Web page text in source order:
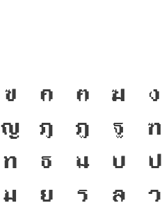
ฃ ค ฅ ฆ ง
ญ ฎ ฏ ฐ ฑ
ท ธ น บ ป
ม ย ร ล ว